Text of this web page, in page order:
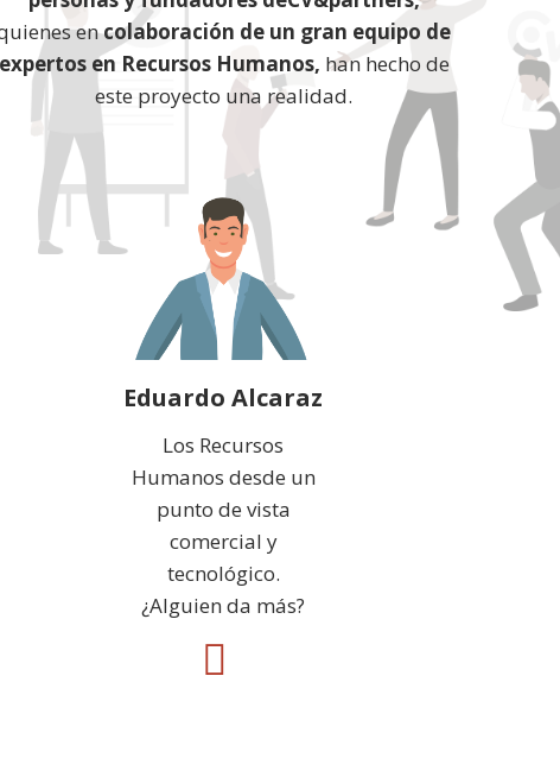
encolaboración de un gran equipo de
expertos en Recursos Humanos, han hecho de
este proyecto una realidad.
Eduardo Alcaraz
Los Recursos
Humanos desde un
punto de vista
comercial y
tecnológico.
¿Alguien da más?
